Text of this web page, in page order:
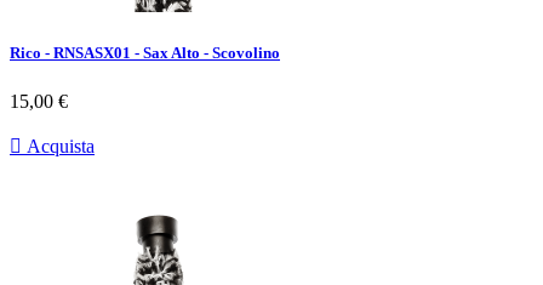
Rico - RNSASX01 - Sax Alto - Scovolino
Prezzo
15,00 €
 Acquista